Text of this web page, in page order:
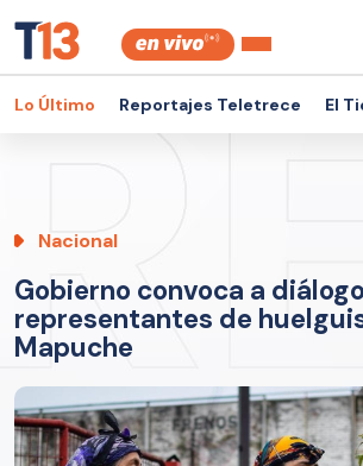
Lo Último Reportajes Teletrece El
Nacional
Gobierno convoca a
representantes de
Mapuche